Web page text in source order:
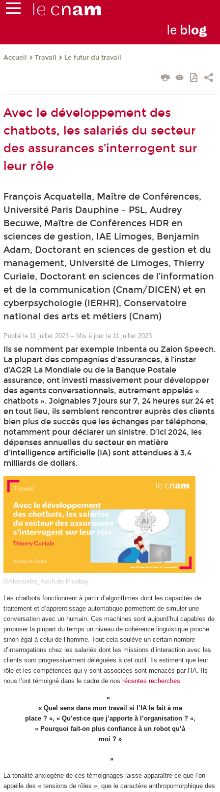
le blog
Accueil Travail Le futur du travail
Avec le développement des
chatbots, les salariés du secteur
des assurances s’interrogent sur
leur rôle
François Acquatella, Maître de Conférences,
Université Paris Dauphine – PSL, Audrey
Becuwe, Maître de Conférences HDR en
sciences de gestion, IAE Limoges, Benjamin
Adam, Doctorant en sciences de gestion et du
management, Université de Limoges, Thierry
Curiale, Doctorant en sciences de l’information
et de la communication (Cnam/DICEN) et en
cyberpsychologie (IERHR), Conservatoire
national des arts et métiers (Cnam)
Publié le 11 juillet 2023 – Mis à jour le 11 juillet 2023
Ils se nomment par exemple Inbenta ou Zaion Speech.
La plupart des compagnies d’assurances, à l’instar
d’AG2R La Mondiale ou de la Banque Postale
assurance, ont investi massivement pour développer
des agents conversationnels, autrement appelés «
chatbots ». Joignables 7 jours sur 7, 24 heures sur 24 et
en tout lieu, ils semblent rencontrer auprès des clients
bien plus de succès que les échanges par téléphone,
notamment pour déclarer un sinistre. D’ici 2024, les
dépenses annuelles du secteur en matière
d’intelligence artificielle (IA) sont attendues à 3,4
milliards de dollars.
©Alexandra_Koch de Pixabay
Les chatbots fonctionnent à partir d’algorithmes dont les capacités de
traitement et d’apprentissage automatique permettent de simuler une
conversation avec un humain. Ces machines sont aujourd’hui capables de
proposer la plupart du temps un niveau de cohérence linguistique proche
sinon égal à celui de l’homme. Tout cela soulève un certain nombre
d’interrogations chez les salariés dont les missions d’interaction avec les
clients sont progressivement déléguées à cet outil. Ils estiment que leur
rôle et les compétences qui y sont associées sont menacés par l’IA. Ils
nous l’ont témoigné dans le cadre de nos récentes recherches :
« Quel sens dans mon travail si l’IA le fait à ma
place ? », « Qu’est-ce que j’apporte à l’organisation ? »,
« Pourquoi fait-on plus confiance à un robot qu’à
moi ? »
La tonalité anxiogène de ces témoignages laisse apparaître ce que l’on
appelle des « tensions de rôles », que le caractère anthropomorphique des